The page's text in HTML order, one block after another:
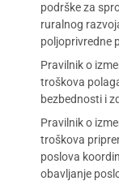
podrške za
ruralnog
poljoprivredne
Pravilnik o
troškova
bezbednosti i
Pravilnik o
troškova
poslova
obavljanje